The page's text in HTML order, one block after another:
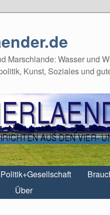
Marschlande: Wasser und
Kunst, Soziales und
Politik+Gesellschaft
Über